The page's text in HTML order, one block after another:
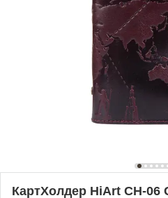
КартХолдер HiArt CH-06